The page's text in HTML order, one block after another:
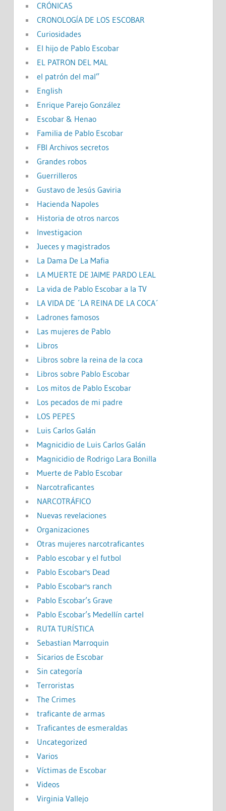
CRÓNICAS
CRONOLOGÍA DE LOS ESCOBAR
Curiosidades
El hijo de Pablo Escobar
EL PATRON DEL MAL
el patrón del mal”
English
Enrique Parejo González
Escobar & Henao
Familia de Pablo Escobar
FBI Archivos secretos
Grandes robos
Guerrilleros
Gustavo de Jesús Gaviria
Hacienda Napoles
Historia de otros narcos
Investigacion
Jueces y magistrados
La Dama De La Mafia
LA MUERTE DE JAIME PARDO LEAL
La vida de Pablo Escobar a la TV
LA VIDA DE ´LA REINA DE LA COCA´
Ladrones famosos
Las mujeres de Pablo
Libros
Libros sobre la reina de la coca
Libros sobre Pablo Escobar
Los mitos de Pablo Escobar
Los pecados de mi padre
LOS PEPES
Luis Carlos Galán
Magnicidio de Luis Carlos Galán
Magnicidio de Rodrigo Lara Bonilla
Muerte de Pablo Escobar
Narcotraficantes
NARCOTRÁFICO
Nuevas revelaciones
Organizaciones
Otras mujeres narcotraficantes
Pablo escobar y el futbol
Pablo Escobar's Dead
Pablo Escobar's ranch
Pablo Escobar’s Grave
Pablo Escobar’s Medellín cartel
RUTA TURÍSTICA
Sebastian Marroquin
Sicarios de Escobar
Sin categoría
Terroristas
The Crimes
traficante de armas
Traficantes de esmeraldas
Uncategorized
Varios
Víctimas de Escobar
Videos
Virginia Vallejo